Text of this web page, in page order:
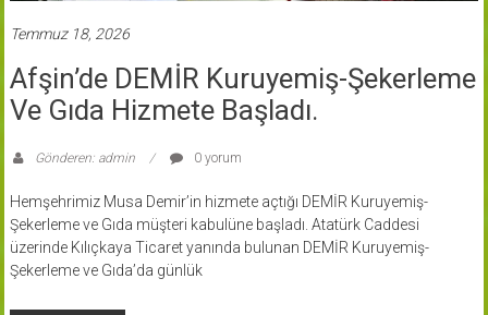
Temmuz 18, 2026
Afşin’de DEMİR Kuruyemiş-Şekerleme
Ve Gıda Hizmete Başladı.
Gönderen: admin 0 yorum
Hemşehrimiz Musa Demir’in hizmete açtığı DEMİR Kuruyemiş-
Şekerleme ve Gıda müşteri kabulüne başladı. Atatürk Caddesi
üzerinde Kılıçkaya Ticaret yanında bulunan DEMİR Kuruyemiş-
Şekerleme ve Gıda’da günlük